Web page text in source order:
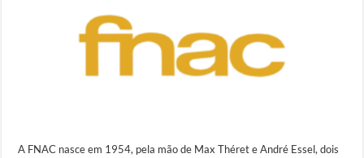
A FNAC nasce em 1954, pela mão de Max Théret e André Essel, dois